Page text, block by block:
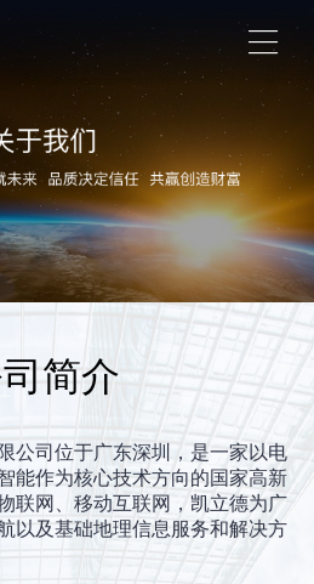
简介
公司位于广东深圳，是一家以电
能作为核心技术方向的国家高新
联网、移动互联网，凯立德为广
以及基础地理信息服务和解决方